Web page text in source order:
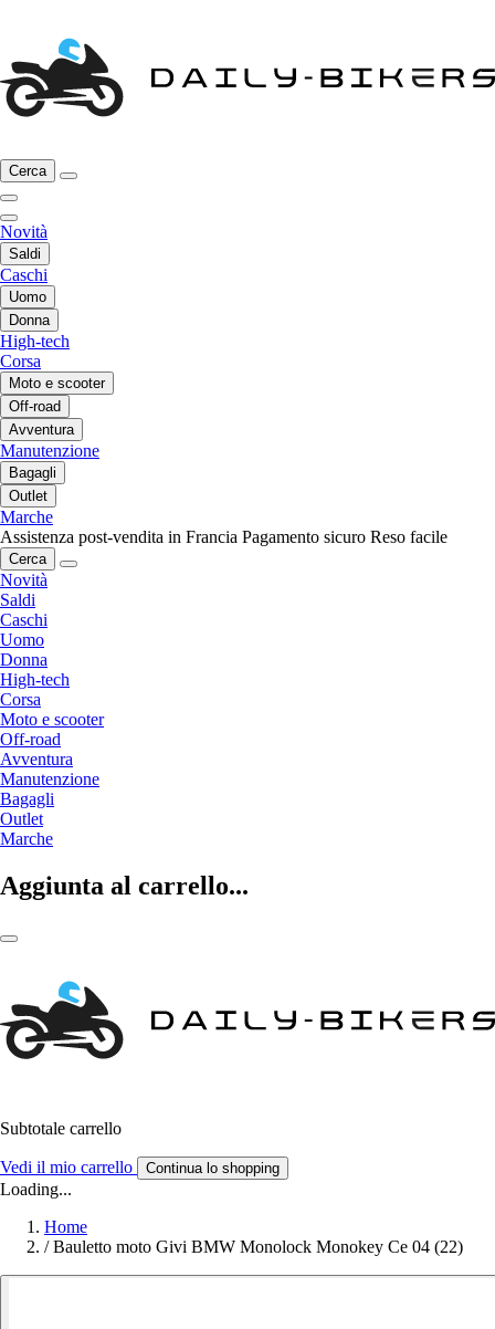
Cerca
Novità
Saldi
Caschi
Uomo
Donna
High-tech
Corsa
Moto e scooter
Off-road
Avventura
Manutenzione
Bagagli
Outlet
Marche
Assistenza post-vendita in Francia Pagamento sicuro Reso facile
Cerca
Novità
Saldi
Caschi
Uomo
Donna
High-tech
Corsa
Moto e scooter
Off-road
Avventura
Manutenzione
Bagagli
Outlet
Marche
Aggiunta al carrello...
Subtotale carrello
Vedi il mio carrello Continua lo shopping
Loading...
Home
/ Bauletto moto Givi BMW Monolock Monokey Ce 04 (22)